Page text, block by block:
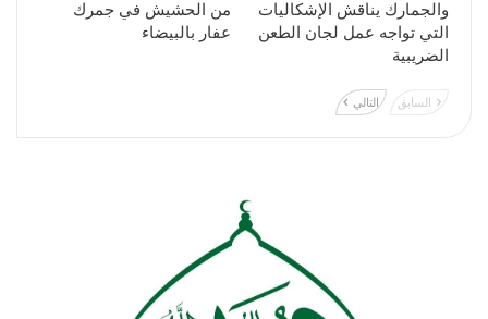
والجمارك يناقش الإشكاليات
التي تواجه عمل لجان الطعن
الضريبية
من الحشيش في جمرك
عفار بالبيضاء
السابق التالي